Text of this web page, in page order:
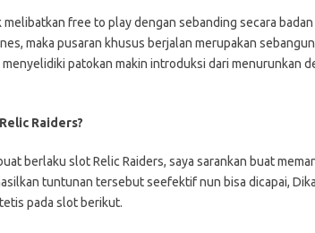
free to play dengan sebanding secara badan
maka pusaran khusus berjalan merupakan
patokan makin introduksi dari menurunkan
Raiders?
berlaku slot Relic Raiders, saya sarankan buat
tuntunan tersebut seefektif nun bisa dicapai,
pada slot berikut.